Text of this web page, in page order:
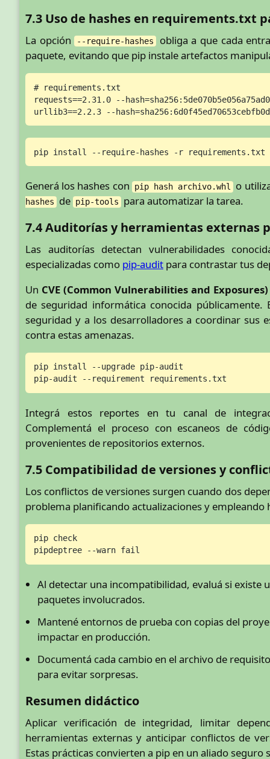
7.3 Uso de hashes en requirements.txt
La opción --require-hashes
obliga a que cada
paquete, evitando que pip instale artefactos
# requirements.txt
requests==2.31.0 --
pip install --require-hashes -r requirements.txt
Generá los hashes con pip hash archivo.whl o
hashes de pip-tools para automatizar la tarea.
7.4 Auditorías y herramientas externas
Las auditorías detectan vulnerabilidades
especializadas como pip-audit para contrastar tus
Un CVE (Common Vulnerabilities and Exposures)
de seguridad informática conocida
seguridad y a los desarrolladores a coordinar sus
contra estas amenazas.
pip install --upgrade pip-audit
pip-audit --requirement requirements.txt
Integrá estos reportes en tu canal de
Complementá el proceso con escaneos de
provenientes de repositorios externos.
7.5 Compatibilidad de versiones y
Los conflictos de versiones surgen cuando dos
problema planificando actualizaciones y
pip check
pipdeptree --warn fail
Al detectar una incompatibilidad, evaluá si existe
paquetes involucrados.
Mantené entornos de prueba con copias del
impactar en producción.
Documentá cada cambio en el archivo de
para evitar sorpresas.
Resumen didáctico
Aplicar verificación de integridad, limitar
herramientas externas y anticipar conflictos de
Estas prácticas convierten a pip en un aliado